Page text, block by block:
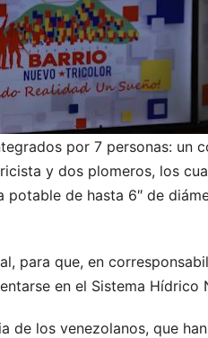
por 7 personas: un
y dos plomeros, los
de hasta 6″ de
para que, en
en el Sistema Hídrico
de los venezolanos, que